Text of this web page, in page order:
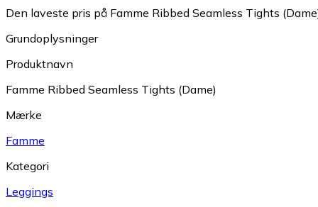
Den laveste pris på Famme Ribbed Seamless Tights
Grundoplysninger
Produktnavn
Famme Ribbed Seamless Tights (Dame)
Mærke
Famme
Kategori
Leggings